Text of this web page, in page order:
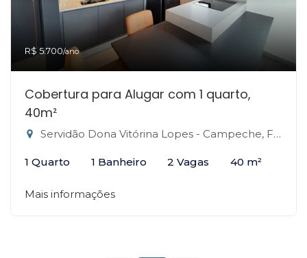
R$ 5.700/ano
Cobertura para Alugar com 1 quarto,
40m²
Servidão Dona Vitórina Lopes - Campeche, Florianópolis-SC
1 Quarto 1 Banheiro 2 Vagas 40 m²
Mais informações